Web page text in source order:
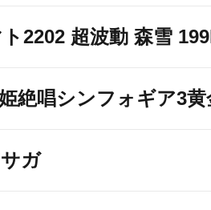
2202 超波動 森雪
絶唱シンフォギア3黄
ガ